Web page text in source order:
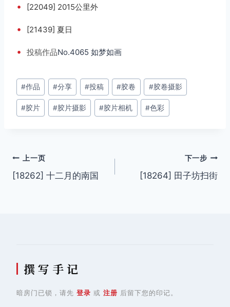
• [22049] 2015公里外
• [21439] 夏日
• 投稿作品No.4065 如梦如画
文
章
标
#作品 #分享 #投稿 #胶卷 #胶卷摄影
#胶片 #胶片摄影 #胶片相机 #色彩
文
章
上一页
[18262] 十二月的南国
下一步
[18264] 田子坊扫街
撰 写 手 记
暗房门已锁，请先 登录 或 注册 后留下您的印记。